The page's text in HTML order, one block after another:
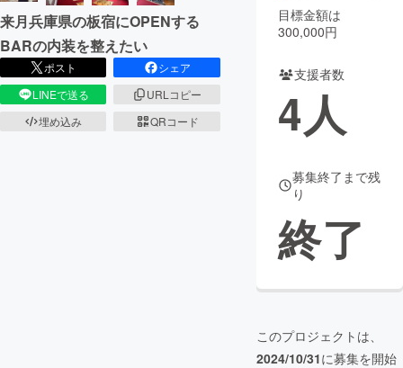
まちづくり・地域活性化
CAMPFIRE for Social Good CAMPFIRE Creation
CAMPFIREふるさと納税
コミュニティ
来月兵庫県の板宿にOPENする
BARの内装を整えたい
ポスト
シェア
LINEで送る
URLコピー
埋め込み
QRコード
目標金額は
300,000円
支援者数
4人
募集終了まで残
り
終了
このプロジェクトは、
2024/10/31に募集を開始